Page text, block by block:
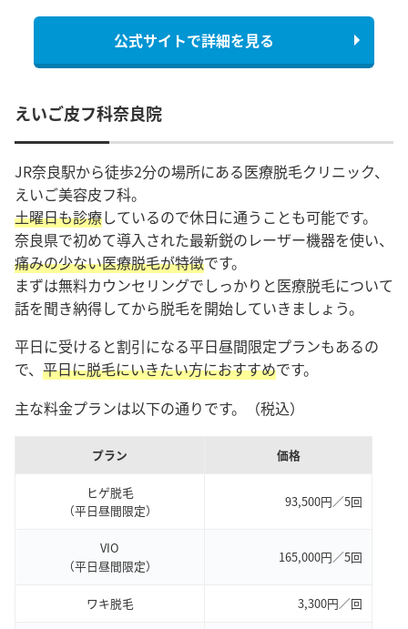
公式サイトで詳細を見る
えいご皮フ科奈良院
JR奈良駅から徒歩2分の場所にある医療脱毛クリニック、
えいご美容皮フ科。
土曜日も診療しているので休日に通うことも可能です。
奈良県で初めて導入された最新鋭のレーザー機器を使い、
痛みの少ない医療脱毛が特徴です。
まずは無料カウンセリングでしっかりと医療脱毛について
話を聞き納得してから脱毛を開始していきましょう。
平日に受けると割引になる平日昼間限定プランもあるの
で、 平日に脱毛にいきたい方におすすめです。
主な料金プランは以下の通りです。（税込）
プラン 価格
ヒゲ脱毛
（平日昼間限定）
93,500円／5回
VIO
（平日昼間限定）
165,000円／5回
ワキ脱毛 3,300円／回